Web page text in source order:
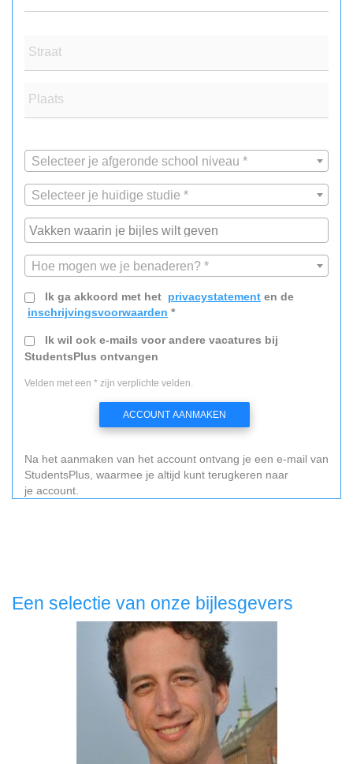
Straat
Plaats
Selecteer je afgeronde school niveau *
Selecteer je huidige studie *
Hoe mogen we je benaderen? *
Ik ga akkoord met het privacystatement en de
inschrijvingsvoorwaarden *
Ik wil ook e-mails voor andere vacatures bij
StudentsPlus ontvangen
Velden met een * zijn verplichte velden.
ACCOUNT AANMAKEN
Na het aanmaken van het account ontvang je een e-mail van
StudentsPlus, waarmee je altijd kunt terugkeren naar
je account.
Een selectie van onze bijlesgevers